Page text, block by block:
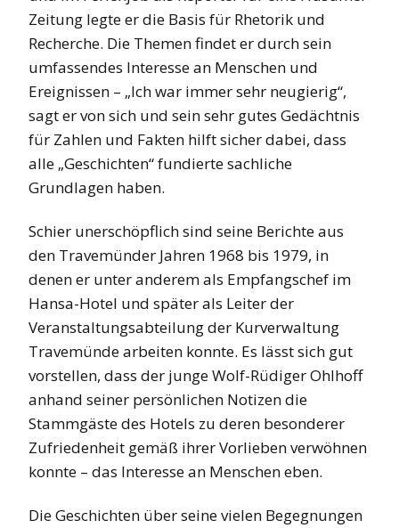
Zeitung legte er die Basis für Rhetorik und
Recherche. Die Themen findet er durch sein
umfassendes Interesse an Menschen und
Ereignissen – „Ich war immer sehr neugierig“,
sagt er von sich und sein sehr gutes Gedächtnis
für Zahlen und Fakten hilft sicher dabei, dass
alle „Geschichten“ fundierte sachliche
Grundlagen haben.
Schier unerschöpflich sind seine Berichte aus
den Travemünder Jahren 1968 bis 1979, in
denen er unter anderem als Empfangschef im
Hansa-Hotel und später als Leiter der
Veranstaltungsabteilung der Kurverwaltung
Travemünde arbeiten konnte. Es lässt sich gut
vorstellen, dass der junge Wolf-Rüdiger Ohlhoff
anhand seiner persönlichen Notizen die
Stammgäste des Hotels zu deren besonderer
Zufriedenheit gemäß ihrer Vorlieben verwöhnen
konnte – das Interesse an Menschen eben.
Die Geschichten über seine vielen Begegnungen